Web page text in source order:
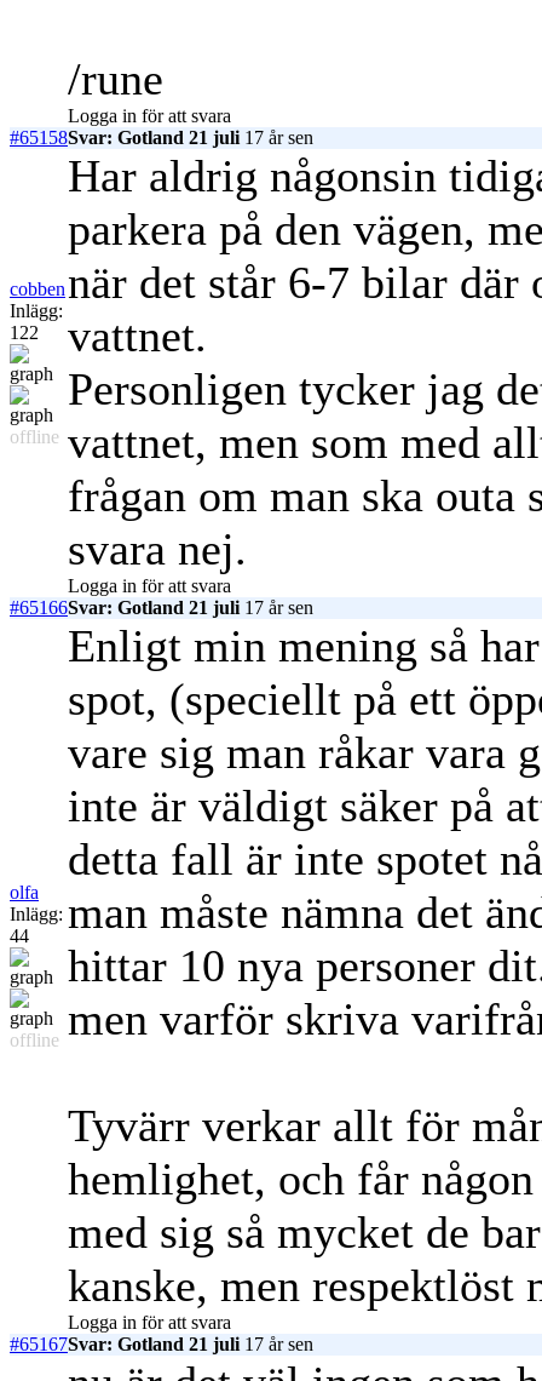
/rune
Logga in för att svara
#65158Svar: Gotland 21 juli17 år sen
cobben
Inlägg:
122
offline
Har aldrig någonsin
parkera på den vägen,
när det står 6-7 bilar
vattnet.
Personligen tycker jag
vattnet, men som med
frågan om man ska
svara nej.
Logga in för att svara
#65166Svar: Gotland 21 juli17 år sen
olfa
Inlägg:
44
offline
Enligt min mening så
spot, (speciellt på ett
vare sig man råkar vara
inte är väldigt säker på
detta fall är inte spotet
man måste nämna det
hittar 10 nya personer
men varför skriva
Tyvärr verkar allt för
hemlighet, och får
med sig så mycket de
kanske, men
Logga in för att svara
#65167Svar: Gotland 21 juli17 år sen